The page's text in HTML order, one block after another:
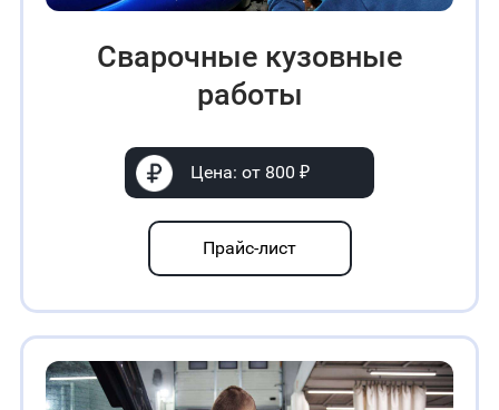
Сварочные кузовные
работы
Цена: от 800 ₽
Прайс-лист